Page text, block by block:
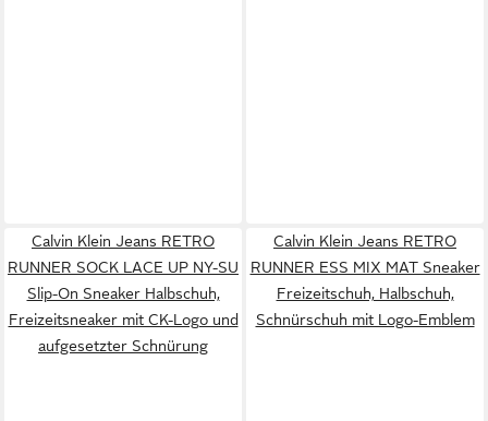
Calvin Klein Jeans RETRO
RUNNER SOCK LACE UP NY-SU
Slip-On Sneaker Halbschuh,
Freizeitsneaker mit CK-Logo und
aufgesetzter Schnürung
Calvin Klein Jeans RETRO
RUNNER ESS MIX MAT Sneaker
Freizeitschuh, Halbschuh,
Schnürschuh mit Logo-Emblem